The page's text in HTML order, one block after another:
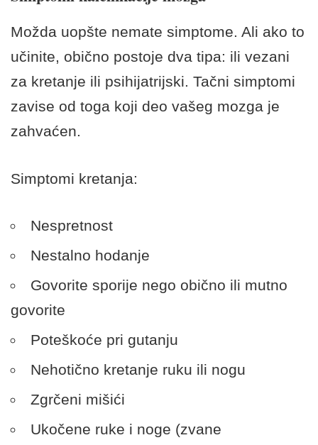
Možda uopšte nemate simptome. Ali ako to
učinite, obično postoje dva tipa: ili vezani
za kretanje ili psihijatrijski. Tačni simptomi
zavise od toga koji deo vašeg mozga je
zahvaćen.
Simptomi kretanja:
Nespretnost
Nestalno hodanje
Govorite sporije nego obično ili mutno
govorite
Poteškoće pri gutanju
Nehotično kretanje ruku ili nogu
Zgrčeni mišići
Ukočene ruke i noge (zvane